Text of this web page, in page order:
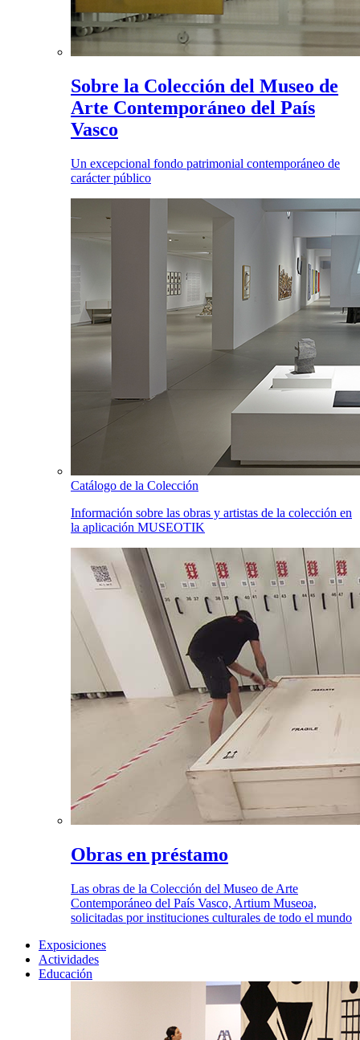
Sobre la Colección del Museo de
Arte Contemporáneo del País
Vasco
Un excepcional fondo patrimonial contemporáneo de
carácter público
Catálogo de la Colección
Información sobre las obras y artistas de la colección en
la aplicación MUSEOTIK
Obras en préstamo
Las obras de la Colección del Museo de Arte
Contemporáneo del País Vasco, Artium Museoa,
solicitadas por instituciones culturales de todo el mundo
Exposiciones
Actividades
Educación